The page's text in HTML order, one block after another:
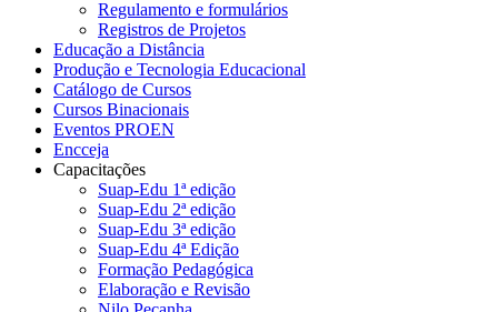
Regulamento e formulários
Registros de Projetos
Educação a Distância
Produção e Tecnologia Educacional
Catálogo de Cursos
Cursos Binacionais
Eventos PROEN
Encceja
Capacitações
Suap-Edu 1ª edição
Suap-Edu 2ª edição
Suap-Edu 3ª edição
Suap-Edu 4ª Edição
Formação Pedagógica
Elaboração e Revisão